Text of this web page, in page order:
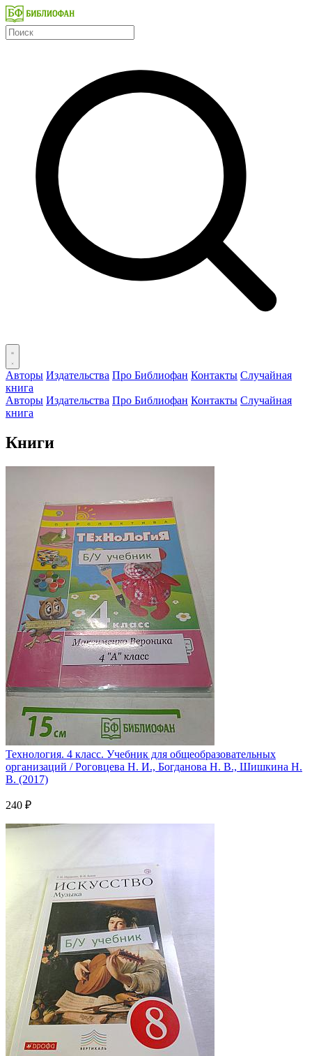
Авторы Издательства Про Библиофан Контакты Случайная
книга
Авторы Издательства Про Библиофан Контакты Случайная
книга
Книги
Технология. 4 класс. Учебник для общеобразовательных
организаций / Роговцева Н. И., Богданова Н. В., Шишкина Н.
В. (2017)
240 ₽